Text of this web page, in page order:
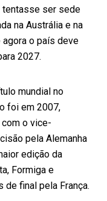
tentasse ser sede
na Austrália e na
agora o país deve
2027.
mundial no
foi em 2007,
o vice-
pela Alemanha
edição da
Formiga e
de final pela França.